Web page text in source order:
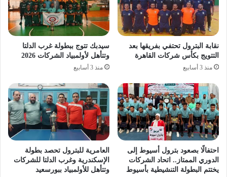
نقابة البترول تحتفي بفريقها بعد
التتويج بكأس شركات القاهرة
منذ 3 أسابيع
سيدبك تتوج ببطولة غرب الدلتا
وتتأهل لأولمبياد الشركات 2026
منذ 3 أسابيع
احتفالًا بصعود بترول أسيوط إلى
الدوري الممتاز.. اتحاد الشركات
يختتم البطولة التنشيطية بأسيوط
العامرية للبترول تحصد بطولة
الإسكندرية وغرب الدلتا للشركات
وتتأهل للأولمبياد ببورسعيد